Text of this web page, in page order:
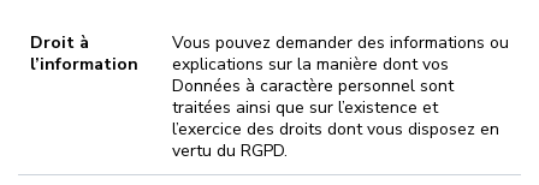
Droit à
l’information
Vous pouvez demander des informations ou
explications sur la manière dont vos
Données à caractère personnel sont
traitées ainsi que sur l’existence et
l’exercice des droits dont vous disposez en
vertu du RGPD.